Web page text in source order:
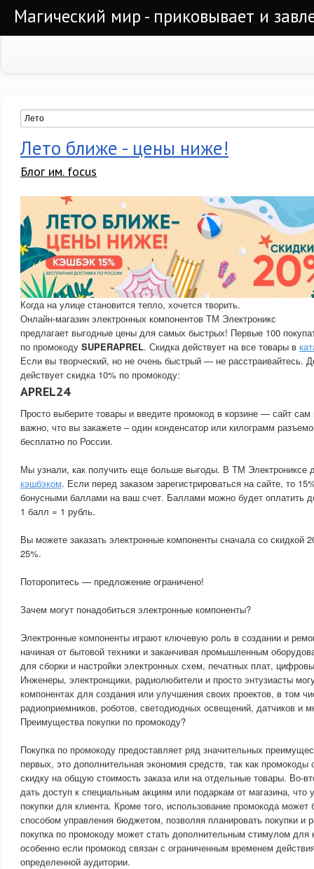
Магический мир - приковывает и
Лето ближе - цены ниже!
Блог им. focus
Когда на улице становится тепло, хочется творить.
Онлайн-магазин электронных компонентов ТМ Электроникс
предлагает выгодные цены для самых быстрых! Первые 100
по промокоду SUPERAPREL. Скидка действует на все товары в
Если вы творческий, но не очень быстрый — не расстраивайтесь.
действует скидка 10% по промокоду:
APREL24
Просто выберите товары и введите промокод в корзине — сайт сам
важно, что вы закажете – один конденсатор или килограмм
бесплатно по России.
Мы узнали, как получить еще больше выгоды. В ТМ Электрониксе
кэшбэком. Если перед заказом зарегистрироваться на сайте, то
бонусными баллами на ваш счет. Баллами можно будет оплатить
1 балл = 1 рубль.
Вы можете заказать электронные компоненты сначала со скидкой
25%.
Поторопитесь — предложение ограничено!
Зачем могут понадобиться электронные компоненты?
Электронные компоненты играют ключевую роль в создании и
начиная от бытовой техники и заканчивая промышленным
для сборки и настройки электронных схем, печатных плат,
Инженеры, электронщики, радиолюбители и просто энтузиасты
компонентах для создания или улучшения своих проектов, в том
радиоприемников, роботов, светодиодных освещений, датчиков и
Преимущества покупки по промокоду?
Покупка по промокоду предоставляет ряд значительных
первых, это дополнительная экономия средств, так как
скидку на общую стоимость заказа или на отдельные товары. Во-
дать доступ к специальным акциям или подаркам от магазина, что
покупки для клиента. Кроме того, использование промокода
способом управления бюджетом, позволяя планировать покупки и
покупка по промокоду может стать дополнительным стимулом для
особенно если промокод связан с ограниченным временем
определенной аудитории.